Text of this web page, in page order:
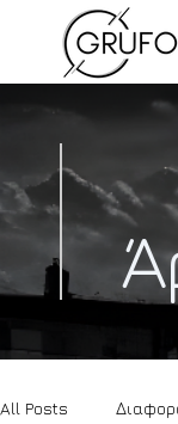
All Posts